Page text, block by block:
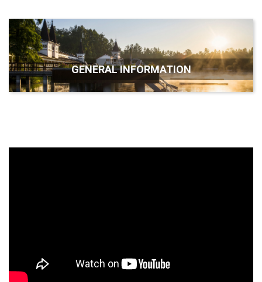
GENERAL INFORMATION